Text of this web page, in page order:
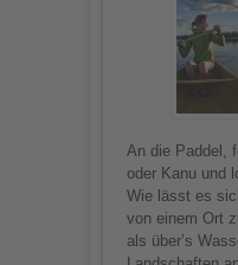
An die Paddel,
oder Kanu und
Wie lässt es
von einem Ort
als über’s